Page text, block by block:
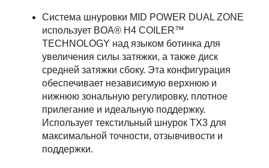
Система шнуровки MID POWER DUAL ZONE
использует BOA® H4 COILER™
TECHNOLOGY над языком ботинка для
увеличения силы затяжки, а также диск
средней затяжки сбоку. Эта конфигурация
обеспечивает независимую верхнюю и
нижнюю зональную регулировку, плотное
прилегание и идеальную поддержку.
Использует текстильный шнурок TX3 для
максимальной точности, отзывчивости и
поддержки.